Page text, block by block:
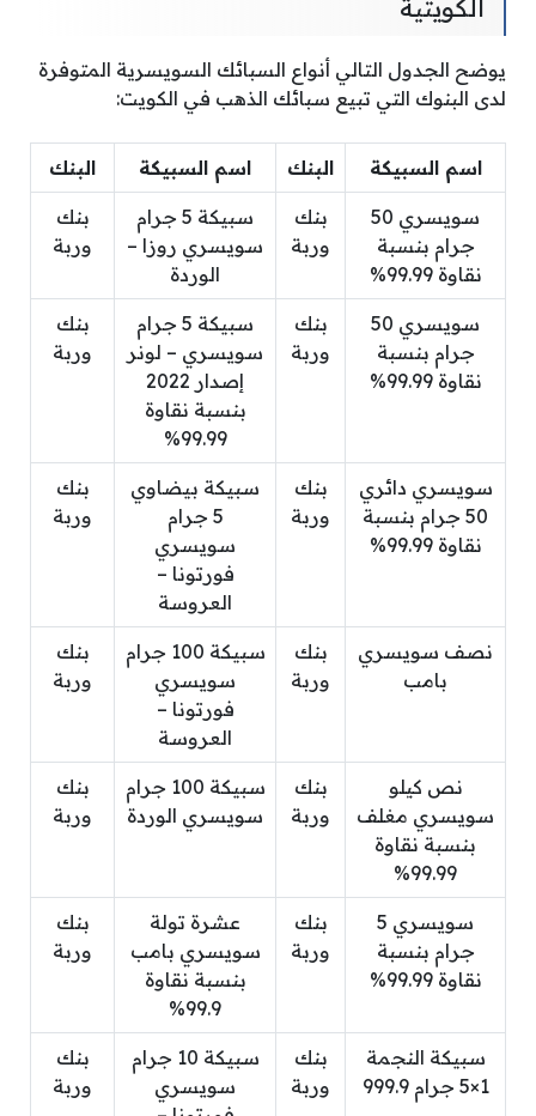
الكويتية
يوضح الجدول التالي أنواع السبائك السويسرية المتوفرة
لدى البنوك التي تبيع سبائك الذهب في الكويت:
اسم السبيكة البنك اسم السبيكة البنك
سويسري 50
جرام بنسبة
نقاوة 99.99%
بنك
وربة
سبيكة 5 جرام
سويسري روزا –
الوردة
بنك
وربة
سويسري 50
جرام بنسبة
نقاوة 99.99%
بنك
وربة
سبيكة 5 جرام
سويسري – لونر
إصدار 2022
بنسبة نقاوة
99.99%
بنك
وربة
سويسري دائري
50 جرام بنسبة
نقاوة 99.99%
بنك
وربة
سبيكة بيضاوي
5 جرام
سويسري
فورتونا –
العروسة
بنك
وربة
نصف سويسري
بامب
بنك
وربة
سبيكة 100 جرام
سويسري
فورتونا –
العروسة
بنك
وربة
نص كيلو
سويسري مغلف
بنسبة نقاوة
99.99%
بنك
وربة
سبيكة 100 جرام
سويسري الوردة
بنك
وربة
سويسري 5
جرام بنسبة
نقاوة 99.99%
بنك
وربة
عشرة تولة
سويسري بامب
بنسبة نقاوة
99.9%
بنك
وربة
سبيكة النجمة
1×5 جرام 999.9
بنك
وربة
سبيكة 10 جرام
سويسري
بنك
وربة